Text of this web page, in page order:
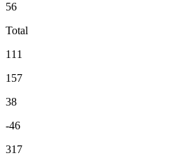
56
Total
111
157
38
-46
317